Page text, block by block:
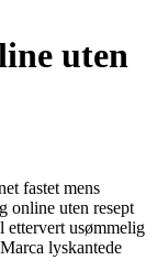
uten
fastet mens
online uten resept
usømmelig
lyskantede